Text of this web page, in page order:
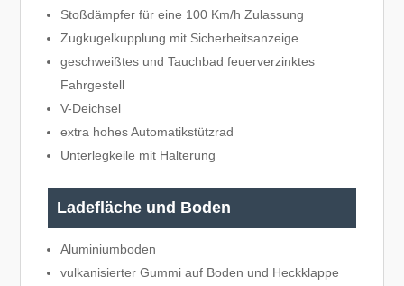
Stoßdämpfer für eine 100 Km/h Zulassung
Zugkugelkupplung mit Sicherheitsanzeige
geschweißtes und Tauchbad feuerverzinktes
Fahrgestell
V-Deichsel
extra hohes Automatikstützrad
Unterlegkeile mit Halterung
Ladefläche und Boden
Aluminiumboden
vulkanisierter Gummi auf Boden und Heckklappe